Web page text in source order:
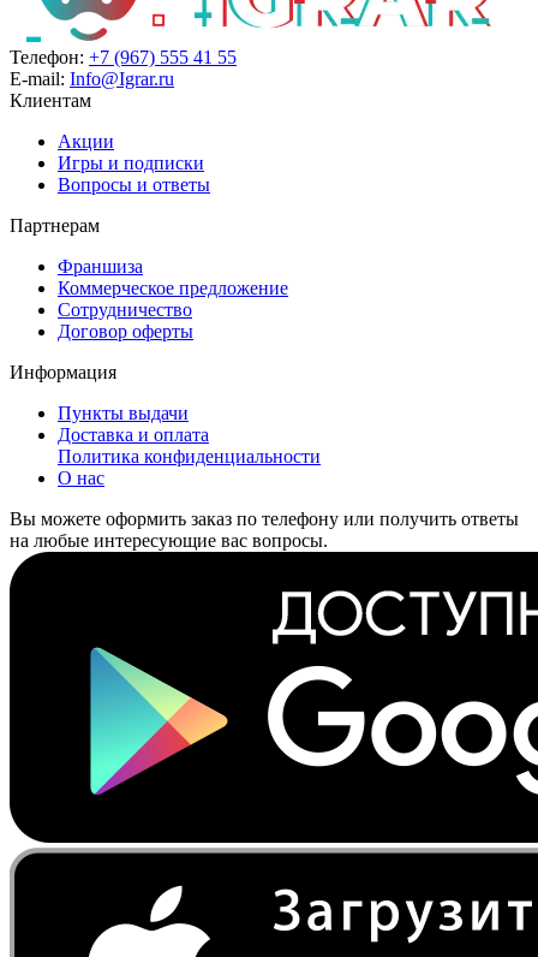
Телефон: +7 (967) 555 41 55
E-mail: Info@Igrar.ru
Клиентам
Акции
Игры и подписки
Вопросы и ответы
Партнерам
Франшиза
Коммерческое предложение
Сотрудничество
Договор оферты
Информация
Пункты выдачи
Доставка и оплата
Политика конфиденциальности
О нас
Вы можете оформить заказ по телефону или получить ответы
на любые интересующие вас вопросы.